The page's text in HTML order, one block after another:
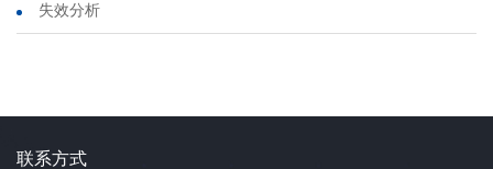
失效分析
联系方式